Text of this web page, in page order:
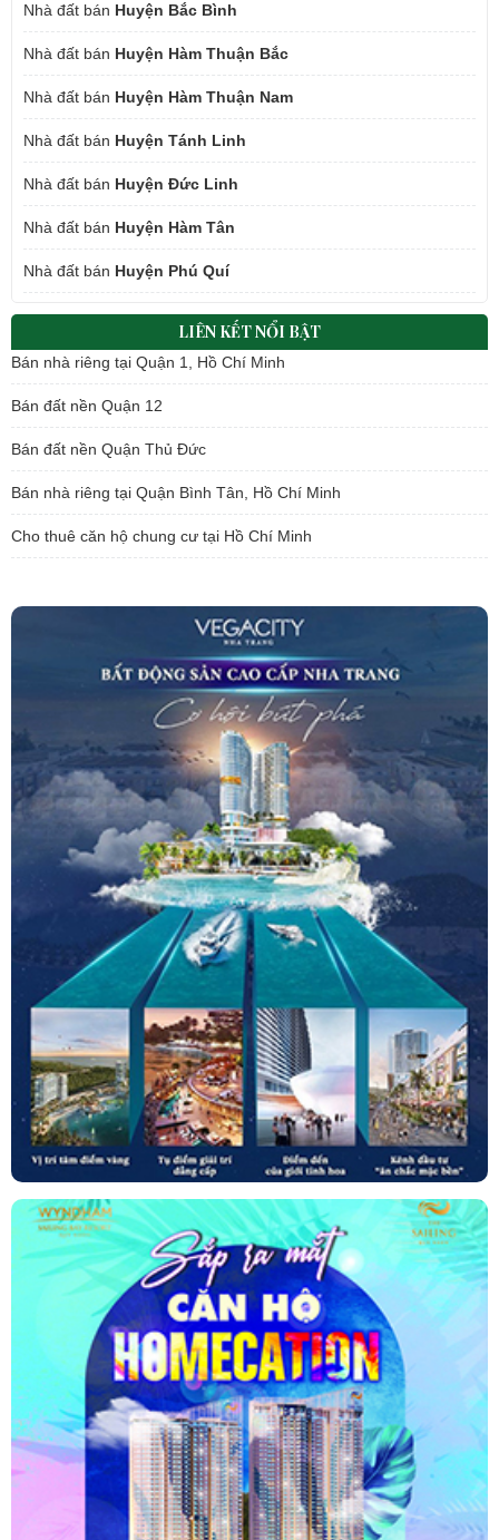
Nhà đất bán Huyện Bắc Bình
Nhà đất bán Huyện Hàm Thuận Bắc
Nhà đất bán Huyện Hàm Thuận Nam
Nhà đất bán Huyện Tánh Linh
Nhà đất bán Huyện Đức Linh
Nhà đất bán Huyện Hàm Tân
Nhà đất bán Huyện Phú Quí
LIÊN KẾT NỔI BẬT
Bán nhà riêng tại Quận 1, Hồ Chí Minh
Bán đất nền Quận 12
Bán đất nền Quận Thủ Đức
Bán nhà riêng tại Quận Bình Tân, Hồ Chí Minh
Cho thuê căn hộ chung cư tại Hồ Chí Minh